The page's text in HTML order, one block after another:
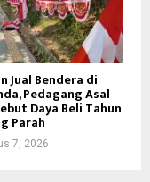
Jual Bendera di
Pedagang Asal
Daya Beli Tahun
Parah
7, 2026